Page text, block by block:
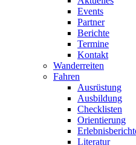
Events
Partner
Berichte
Termine
Kontakt
Wanderreiten
Fahren
Ausrüstung
Ausbildung
Checklisten
Orientierung
Literatur